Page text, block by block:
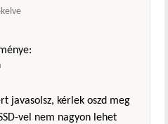
hivatkozás)
javasolsz, kérlek oszd meg
vel nem nagyon lehet